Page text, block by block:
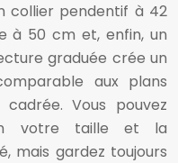
collier pendentif à 42
à 50 cm et, enfin, un
graduée crée un
aux plans
Vous pouvez
votre taille et la
mais gardez toujours